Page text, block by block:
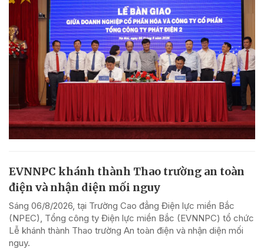
EVNNPC khánh thành Thao trường an toàn
điện và nhận diện mối nguy
Sáng 06/8/2026, tại Trường Cao đẳng Điện lực miền Bắc
(NPEC), Tổng công ty Điện lực miền Bắc (EVNNPC) tổ chức
Lễ khánh thành Thao trường An toàn điện và nhận diện mối
nguy.